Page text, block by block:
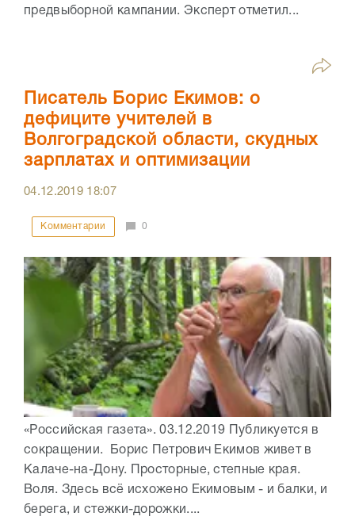
предвыборной кампании. Эксперт отметил...
Писатель Борис Екимов: о
дефиците учителей в
Волгоградской области, скудных
зарплатах и оптимизации
04.12.2019 18:07
Комментарии 0
«Российская газета». 03.12.2019 Публикуется в
сокращении. Борис Петрович Екимов живет в
Калаче-на-Дону. Просторные, степные края.
Воля. Здесь всё исхожено Екимовым - и балки, и
берега, и стежки-дорожки....